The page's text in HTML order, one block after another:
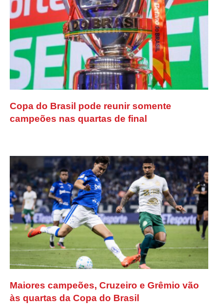
Copa do Brasil pode reunir somente
campeões nas quartas de final
Maiores campeões, Cruzeiro e Grêmio vão
às quartas da Copa do Brasil